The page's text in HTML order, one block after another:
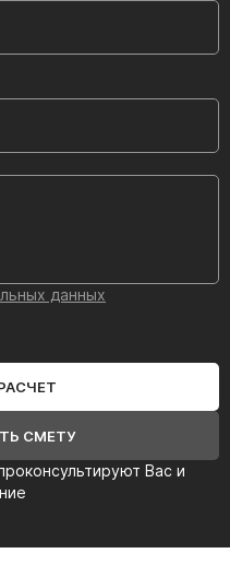
Вас и
данных
СМЕТУ